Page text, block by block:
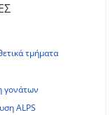
τμήματα
γονάτων
ALPS